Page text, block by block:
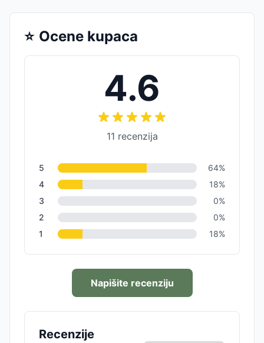
⭐ Ocene kupaca
4.6
11 recenzija
5 64%
4
18%
3
0%
2
0%
1
18%
Napišite recenziju
Recenzije